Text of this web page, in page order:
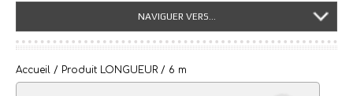
NAVIGUER VERS...
Accueil / Produit LONGUEUR / 6 m